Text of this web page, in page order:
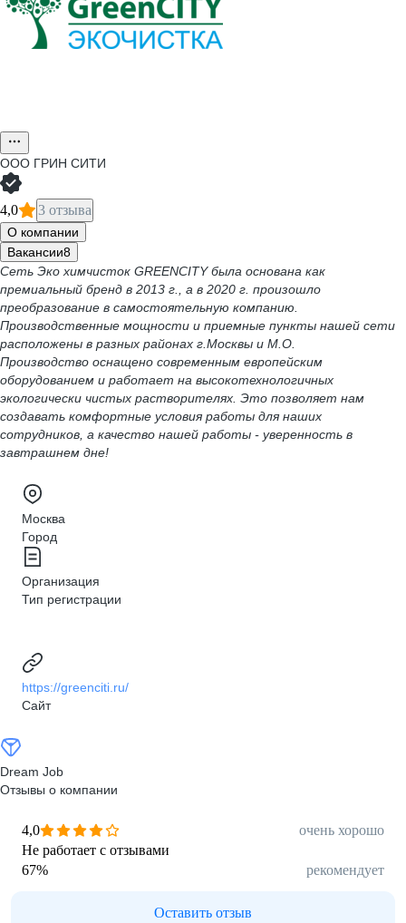
ООО ГРИН СИТИ
4,0 3 отзыва
О компании
Вакансии8
Сеть Эко химчисток GREENCITY была основана как
премиальный бренд в 2013 г., а в 2020 г. произошло
преобразование в самостоятельную компанию.
Производственные мощности и приемные пункты нашей сети
расположены в разных районах г.Москвы и М.О.
Производство оснащено современным европейским
оборудованием и работает на высокотехнологичных
экологически чистых растворителях. Это позволяет нам
создавать комфортные условия работы для наших
сотрудников, а качество нашей работы - уверенность в
завтрашнем дне!
Москва
Город
Организация
Тип регистрации
https://greenciti.ru/
Сайт
Dream Job
Отзывы о компании
4,0
очень хорошо
Не работает с отзывами
67% рекомендует
Оставить отзыв